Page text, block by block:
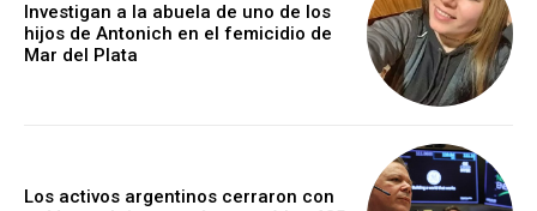
Investigan a la abuela de uno de los
hijos de Antonich en el femicidio de
Mar del Plata
Los activos argentinos cerraron con